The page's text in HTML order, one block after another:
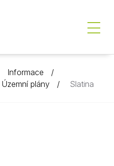
Informace
Územní plány Slatina